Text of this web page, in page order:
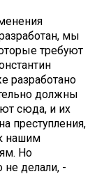
мы
требуют
разработано
должны
сюда, и их
преступления,
нашим
Но
не делали, -